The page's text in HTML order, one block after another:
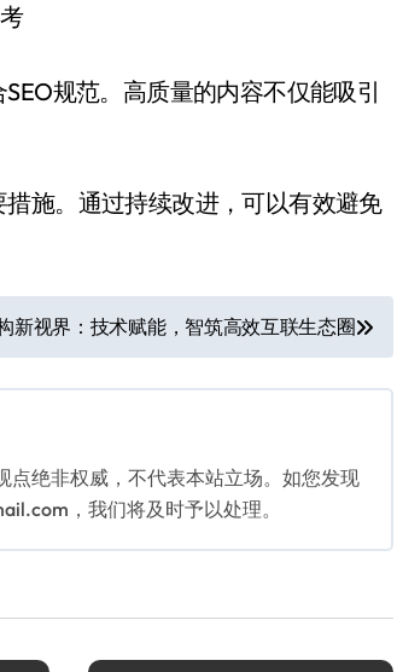
规范。高质量的内容不仅能吸引
施。通过持续改进，可以有效避免
新视界：技术赋能，智筑高效互联生态圈
点绝非权威，不代表本站立场。如您发现
，我们将及时予以处理。